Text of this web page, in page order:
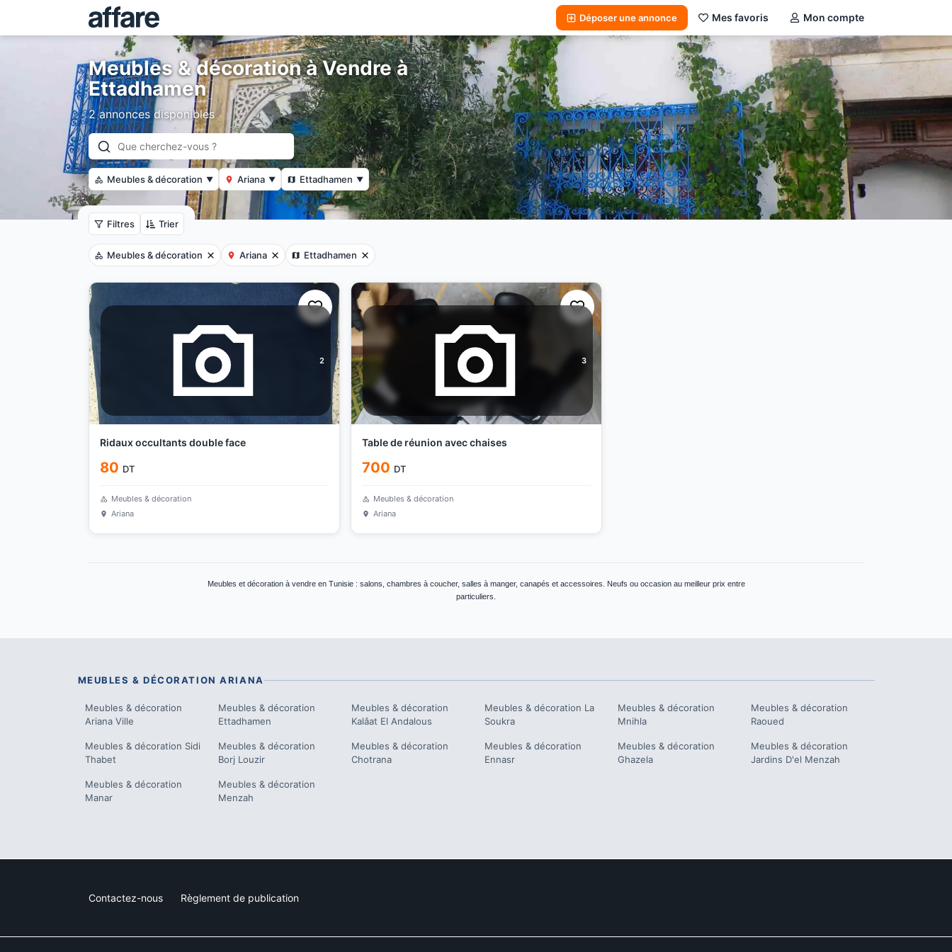
Déposer une annonce Mes favoris Mon compte
Meubles & décoration à Vendre à
Ettadhamen
2 annonces disponibles
Meubles & décoration ▼ Ariana ▼ Ettadhamen ▼
Filtres Trier
Meubles & décoration Ariana Ettadhamen
2
Ridaux occultants double face
80 DT
Meubles & décoration
Ariana
3
Table de réunion avec chaises
700 DT
Meubles & décoration
Ariana
Meubles et décoration à vendre en Tunisie : salons, chambres à coucher, salles à manger, canapés et accessoires. Neufs ou occasion au meilleur prix entre
particuliers.
MEUBLES & DÉCORATION ARIANA
Meubles & décoration
Ariana Ville
Meubles & décoration
Ettadhamen
Meubles & décoration
Kalâat El Andalous
Meubles & décoration La
Soukra
Meubles & décoration
Mnihla
Meubles & décoration
Raoued
Meubles & décoration Sidi
Thabet
Meubles & décoration
Borj Louzir
Meubles & décoration
Chotrana
Meubles & décoration
Ennasr
Meubles & décoration
Ghazela
Meubles & décoration
Jardins D'el Menzah
Meubles & décoration
Manar
Meubles & décoration
Menzah
Contactez-nous Règlement de publication